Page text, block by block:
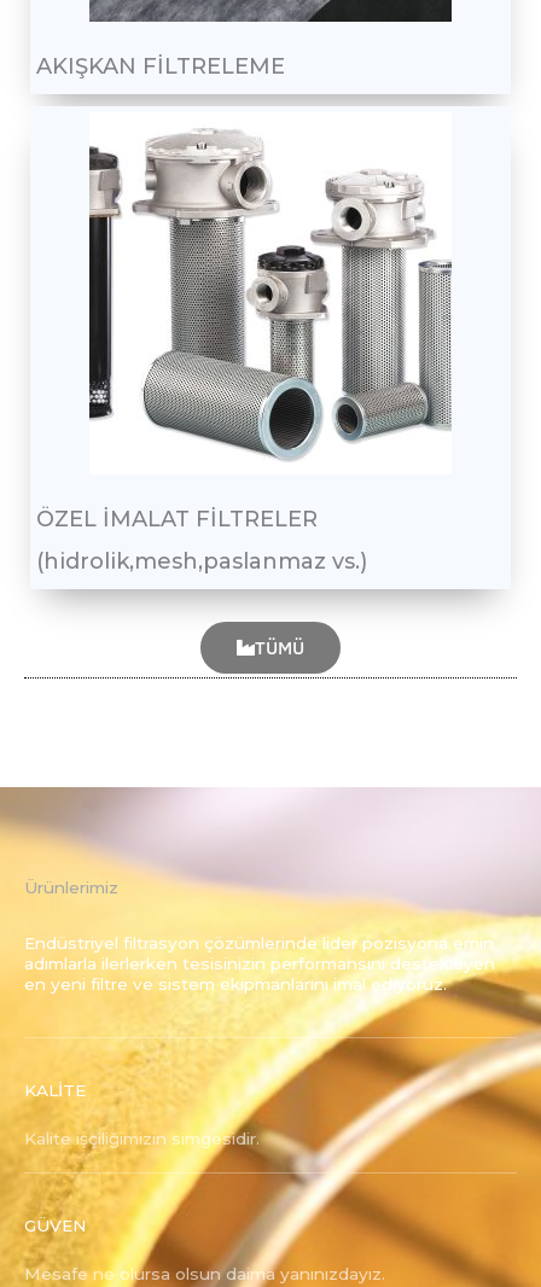
AKIŞKAN FİLTRELEME
ÖZEL İMALAT FİLTRELER
(hidrolik,mesh,paslanmaz vs.)
TÜMÜ
Ürünlerimiz
Endüstriyel filtrasyon çözümlerinde lider pozisyona emin
adımlarla ilerlerken tesisinizin performansını destekleyen
en yeni filtre ve sistem ekipmanlarını imal ediyoruz.
KALİTE
Kalite işçiliğimizin simgesidir.
GÜVEN
Mesafe ne olursa olsun daima yanınızdayız.